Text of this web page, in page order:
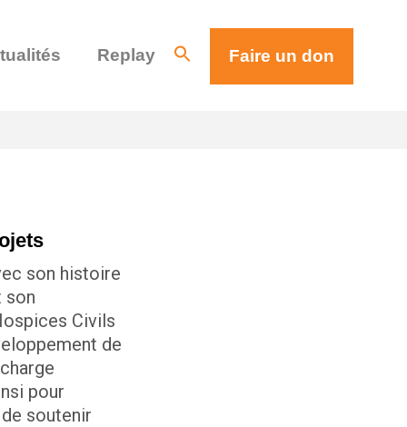
Replay Faire un don
son histoire
son
Civils
de
pour
soutenir